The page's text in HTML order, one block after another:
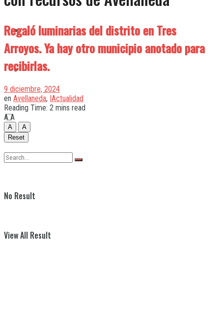
Quilmes
Varela
No Result
View All Result
Regaló luminarias del distrito en Tres
Arroyos. Ya hay otro municipio anotado para
recibirlas.
9 diciembre, 2024
en Avellaneda, |Actualidad
Reading Time: 2 mins read
A A
A
A
Reset